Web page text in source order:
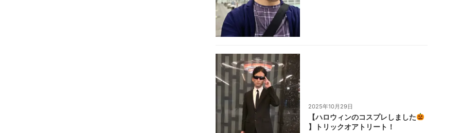
2025年10月29日
【ハロウィンのコスプレしました
】トリックオアトリート！